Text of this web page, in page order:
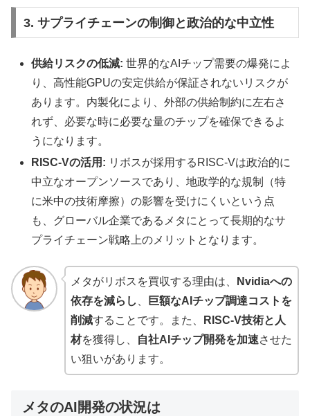
3. サプライチェーンの制御と政治的な中立性
供給リスクの低減: 世界的なAIチップ需要の爆発によ
り、高性能GPUの安定供給が保証されないリスクが
あります。内製化により、外部の供給制約に左右さ
れず、必要な時に必要な量のチップを確保できるよ
うになります。
RISC-Vの活用: リボスが採用するRISC-Vは政治的に
中立なオープンソースであり、地政学的な規制（特
に米中の技術摩擦）の影響を受けにくいという点
も、グローバル企業であるメタにとって長期的なサ
プライチェーン戦略上のメリットとなります。
メタがリボスを買収する理由は、
Nvidiaへの
依存を減らし
巨額なAIチップ調達コストを
削減することです。また、
RISC-V技術と人
材を獲得し、 自社AIチップ開発を加速させた
い狙いがあります。
メタのAI開発の状況は